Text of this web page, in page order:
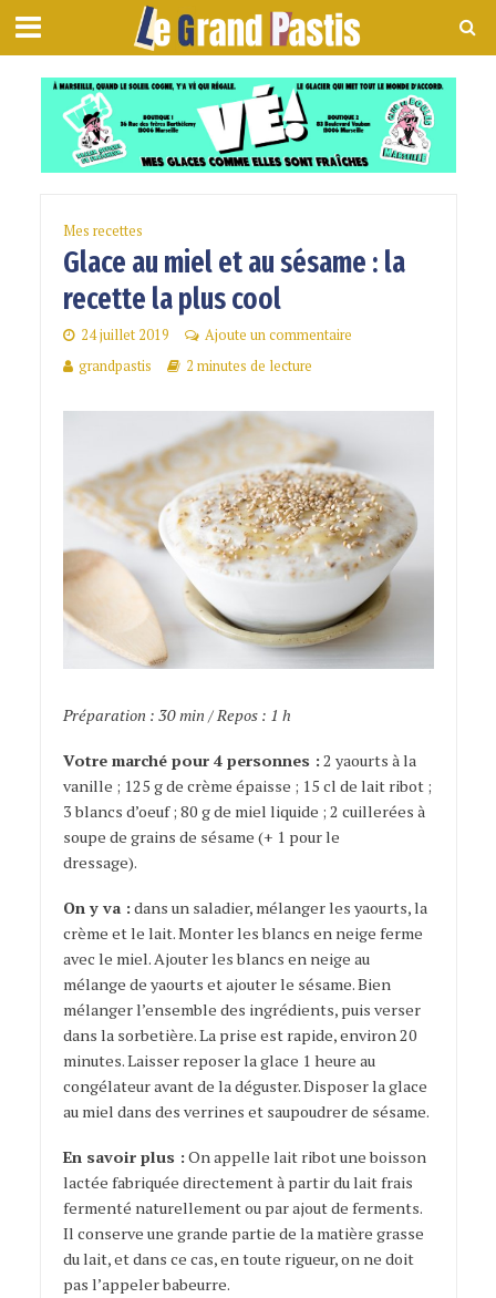
Mes recettes
Glace au miel et au sésame : la
recette la plus cool
24 juillet 2019
Ajoute un commentaire
grandpastis
2 minutes de lecture
Préparation : 30 min / Repos : 1 h
Votre marché pour 4 personnes : 2 yaourts à la
vanille ; 125 g de crème épaisse ; 15 cl de lait ribot ;
3 blancs d’oeuf ; 80 g de miel liquide ; 2 cuillerées à
soupe de grains de sésame (+ 1 pour le
dressage).
On y va : dans un saladier, mélanger les yaourts, la
crème et le lait. Monter les blancs en neige ferme
avec le miel. Ajouter les blancs en neige au
mélange de yaourts et ajouter le sésame. Bien
mélanger l’ensemble des ingrédients, puis verser
dans la sorbetière. La prise est rapide, environ 20
minutes. Laisser reposer la glace 1 heure au
congélateur avant de la déguster. Disposer la glace
au miel dans des verrines et saupoudrer de sésame.
En savoir plus : On appelle lait ribot une boisson
lactée fabriquée directement à partir du lait frais
fermenté naturellement ou par ajout de ferments.
Il conserve une grande partie de la matière grasse
du lait, et dans ce cas, en toute rigueur, on ne doit
pas l’appeler babeurre.